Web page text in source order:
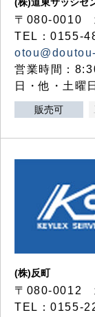
〒080-0010
TEL：0155-
営業時間：
日・他・土曜
販売可
(株)反町
〒080-0012
TEL：0155-